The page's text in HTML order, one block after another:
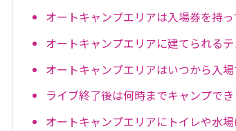
オートキャンプエリアは入場券を持
オートキャンプエリアに建てられる
オートキャンプエリアはいつから入
ライブ終了後は何時までキャンプでき
オートキャンプエリアにトイレや水